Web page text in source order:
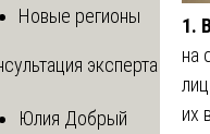
1.
на
их
Новые регионы
эксперта
Юлия Добрый